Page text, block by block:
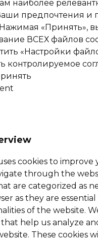
наиболее
предпочтения и
«Принять»,
ВСЕХ файлов
«Настройки
контролируемое
cookies to
through the
are categorized as
as they are
of the website.
that help us analyze
These cookies